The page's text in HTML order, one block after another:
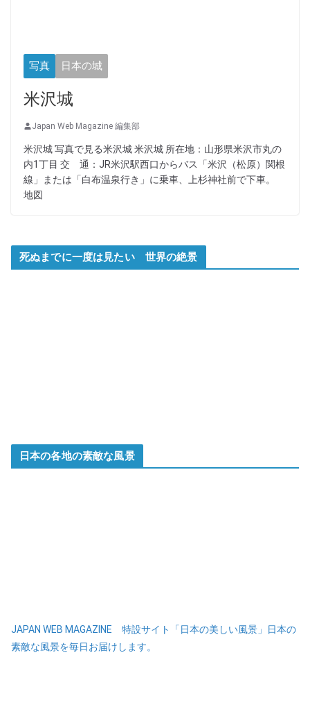
写真 日本の城
米沢城
Japan Web Magazine 編集部
米沢城 写真で見る米沢城 米沢城 所在地：山形県米沢市丸の
内1丁目 交 通：JR米沢駅西口からバス「米沢（松原）関根
線」または「白布温泉行き」に乗車、上杉神社前で下車。
地図
死ぬまでに一度は見たい 世界の絶景
日本の各地の素敵な風景
JAPAN WEB MAGAZINE 特設サイト「日本の美しい風景」日本の
素敵な風景を毎日お届けします。